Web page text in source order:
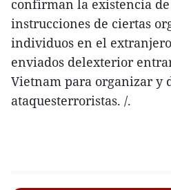
confirman la existencia de
instrucciones de ciertas
individuos en el
enviados delexterior
Vietnam para organizar y
ataquesterroristas. /.